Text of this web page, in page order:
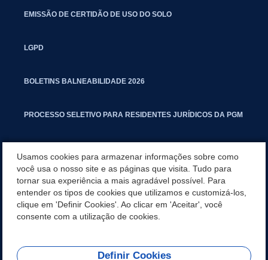
EMISSÃO DE CERTIDÃO DE USO DO SOLO
LGPD
BOLETINS BALNEABILIDADE 2026
PROCESSO SELETIVO PARA RESIDENTES JURÍDICOS DA PGM
MANUAL DE PROCEDIMENTOS IMOBILIÁRIOS SEINFRA
TURMINHA DO LAGO
Usamos cookies para armazenar informações sobre como
você usa o nosso site e as páginas que visita. Tudo para
tornar sua experiência a mais agradável possível. Para
entender os tipos de cookies que utilizamos e customizá-los,
clique em 'Definir Cookies'. Ao clicar em 'Aceitar', você
consente com a utilização de cookies.
Definir Cookies